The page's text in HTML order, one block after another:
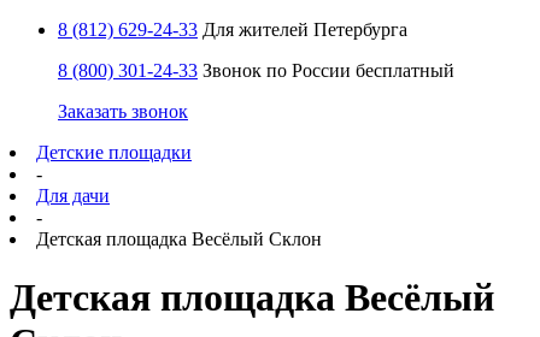
8 (812) 629-24-33 Для жителей Петербурга
8 (800) 301-24-33 Звонок по России бесплатный
Заказать звонок
Детские площадки
-
Для дачи
-
Детская площадка Весёлый Склон
Детская площадка Весёлый